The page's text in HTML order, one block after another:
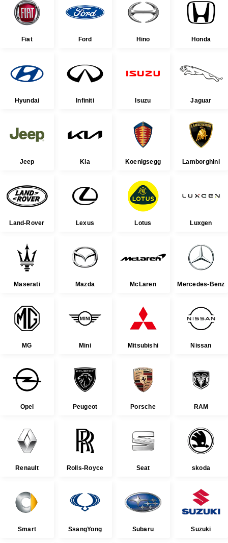
Fiat Ford Hino Honda
Hyundai Infiniti Isuzu Jaguar
Jeep Kia Koenigsegg Lamborghini
Land-Rover Lexus Lotus Luxgen
Maserati Mazda McLaren Mercedes-Benz
MG Mini Mitsubishi Nissan
Opel Peugeot Porsche RAM
Renault Rolls-Royce Seat skoda
Smart SsangYong Subaru Suzuki